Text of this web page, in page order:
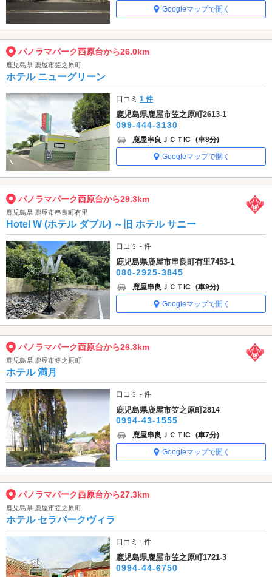
Googleマップで開く
パノラマパーク西原台から26.0km
鹿児島県 鹿屋市笠之原町
ホテル ニューグリーン
口コミ1 件
鹿児島県鹿屋市笠之原町2613-1
099-444-3130
鹿屋串良ＪＣＴIC (車8分)
Googleマップで開く
パノラマパーク西原台から29.3km
鹿児島県 鹿屋市串良町有里
Hotel W (ホテル ダブル) ～旧 ホテル サニー
口コミ - 件
鹿児島県鹿屋市串良町有里7453-1
080-2925-3845
鹿屋串良ＪＣＴIC (車9分)
Googleマップで開く
パノラマパーク西原台から26.3km
鹿児島県 鹿屋市笠之原町
ホテル 満月
口コミ - 件
鹿児島県鹿屋市笠之原町2814
0994-43-1555
鹿屋串良ＪＣＴIC (車7分)
Googleマップで開く
パノラマパーク西原台から27.3km
鹿児島県 鹿屋市笠之原町
ホテル セラパークヴィラ
口コミ - 件
鹿児島県鹿屋市笠之原町1721-3
0994-44-6750